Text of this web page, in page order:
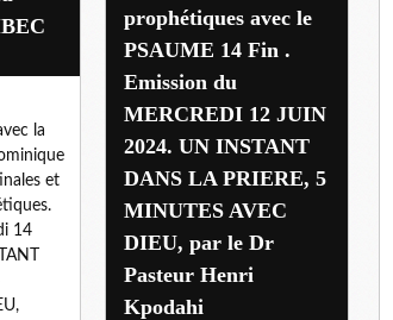
la
et
14
prophétiques avec le
PSAUME 14 Fin .
Emission du
MERCREDI 12 JUIN
2024. UN INSTANT
DANS LA PRIERE, 5
MINUTES AVEC
DIEU, par le Dr
Pasteur Henri
Kpodahi